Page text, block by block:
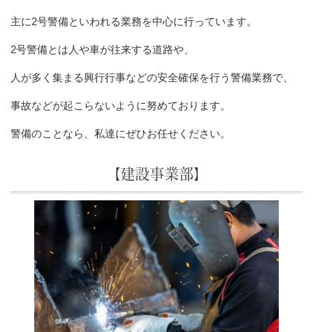
主に2号警備といわれる業務を中心に行っています。
2号警備とは人や車が往来する道路や、
人が多く集まる興行行事などの安全確保を行う警備業務で、
事故などが起こらないように努めております。
警備のことなら、私達にぜひお任せください。
【建設事業部】